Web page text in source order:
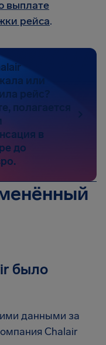
выплате
рейса.
или
рейс?
полагается
в
до
было
данными за
Chalair